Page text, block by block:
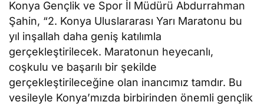
Konya Gençlik ve Spor İl Müdürü Abdurrahman
Şahin, “2. Konya Uluslararası Yarı Maratonu bu
yıl inşallah daha geniş katılımla
gerçekleştirilecek. Maratonun heyecanlı,
coşkulu ve başarılı bir şekilde
gerçekleştirileceğine olan inancımız tamdır. Bu
vesileyle Konya’mızda birbirinden önemli gençlik